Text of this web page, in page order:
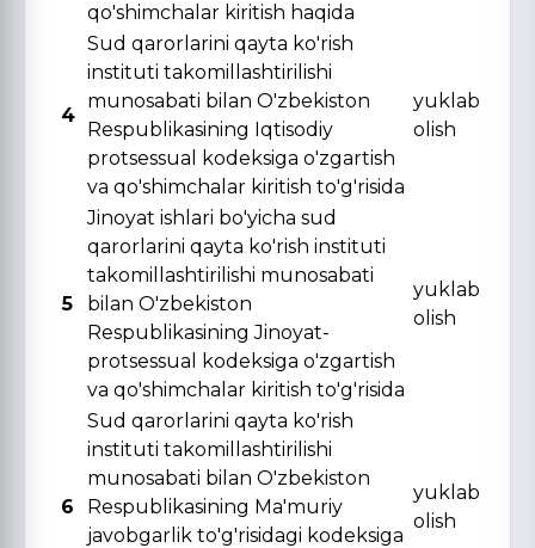
qo'shimchalar kiritish haqida
4
Sud qarorlarini qayta ko'rish
instituti takomillashtirilishi
munosabati bilan O'zbekiston
Respublikasining Iqtisodiy
protsessual kodeksiga o'zgartish
va qo'shimchalar kiritish to'g'risida
yuklab
olish
5
Jinoyat ishlari bo'yicha sud
qarorlarini qayta ko'rish instituti
takomillashtirilishi munosabati
bilan O'zbekiston
Respublikasining Jinoyat-
protsessual kodeksiga o'zgartish
va qo'shimchalar kiritish to'g'risida
yuklab
olish
6
Sud qarorlarini qayta ko'rish
instituti takomillashtirilishi
munosabati bilan O'zbekiston
Respublikasining Ma'muriy
javobgarlik to'g'risidagi kodeksiga
yuklab
olish